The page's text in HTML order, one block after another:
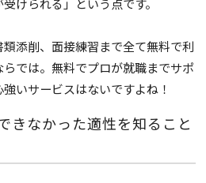
けられる」という点です。
添削、面接練習まで全て無料で利
では。無料でプロが就職までサポ
いサービスはないですよね！
きなかった適性を知ること